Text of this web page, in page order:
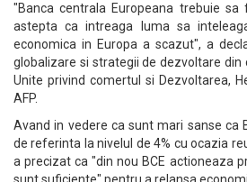
"Banca centrala Europeana trebuie
astepta ca intreaga luma sa
economica in Europa a scazut", a
globalizare si strategii de dezvoltare din
Unite privind comertul si Dezvoltarea,
AFP.
Avand in vedere ca sunt mari sanse ca
de referinta la nivelul de 4% cu ocazia
a precizat ca "din nou BCE actioneaza